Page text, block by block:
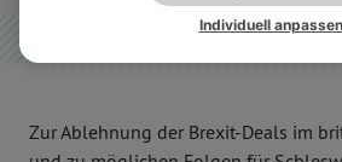
Zur Ablehnung der Brexit-Deals im
Individuell anpassen